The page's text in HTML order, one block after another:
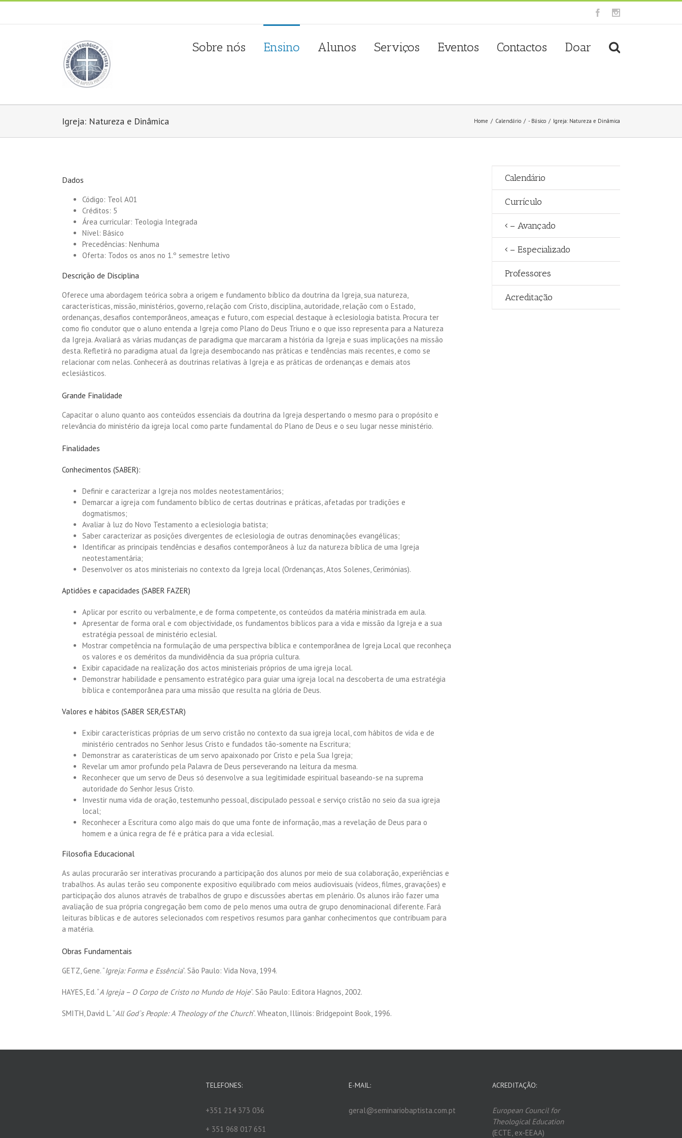
Facebook
Sobre nós Ensino Alunos Serviços Eventos Contactos Doar
Igreja: Natureza e Dinâmica Home / Calendário / - Básico / Igreja: Natureza e Dinâmica
Dados
Código: Teol A01
Créditos: 5
Área curricular: Teologia Integrada
Nível: Básico
Precedências: Nenhuma
Oferta: Todos os anos no 1.º semestre letivo
Descrição de Disciplina
Oferece uma abordagem teórica sobra a origem e fundamento bíblico da doutrina da Igreja, sua natureza,
características, missão, ministérios, governo, relação com Cristo, disciplina, autoridade, relação com o Estado,
ordenanças, desafios contemporâneos, ameaças e futuro, com especial destaque à eclesiologia batista. Procura ter
como fio condutor que o aluno entenda a Igreja como Plano do Deus Triuno e o que isso representa para a Natureza
da Igreja. Avaliará as várias mudanças de paradigma que marcaram a história da Igreja e suas implicações na missão
desta. Refletirá no paradigma atual da Igreja desembocando nas práticas e tendências mais recentes, e como se
relacionar com nelas. Conhecerá as doutrinas relativas à Igreja e as práticas de ordenanças e demais atos
eclesiásticos.
Grande Finalidade
Capacitar o aluno quanto aos conteúdos essenciais da doutrina da Igreja despertando o mesmo para o propósito e
relevância do ministério da igreja local como parte fundamental do Plano de Deus e o seu lugar nesse ministério.
Finalidades
Conhecimentos (SABER):
Definir e caracterizar a Igreja nos moldes neotestamentários;
Demarcar a igreja com fundamento bíblico de certas doutrinas e práticas, afetadas por tradições e
dogmatismos;
Avaliar à luz do Novo Testamento a eclesiologia batista;
Saber caracterizar as posições divergentes de eclesiologia de outras denominações evangélicas;
Identificar as principais tendências e desafios contemporâneos à luz da natureza bíblica de uma Igreja
neotestamentária;
Desenvolver os atos ministeriais no contexto da Igreja local (Ordenanças, Atos Solenes, Cerimónias).
Aptidões e capacidades (SABER FAZER)
Aplicar por escrito ou verbalmente, e de forma competente, os conteúdos da matéria ministrada em aula.
Apresentar de forma oral e com objectividade, os fundamentos bíblicos para a vida e missão da Igreja e a sua
estratégia pessoal de ministério eclesial.
Mostrar competência na formulação de uma perspectiva bíblica e contemporânea de Igreja Local que reconheça
os valores e os deméritos da mundividência da sua própria cultura.
Exibir capacidade na realização dos actos ministeriais próprios de uma igreja local.
Demonstrar habilidade e pensamento estratégico para guiar uma igreja local na descoberta de uma estratégia
bíblica e contemporânea para uma missão que resulta na glória de Deus.
Valores e hábitos (SABER SER/ESTAR)
Exibir características próprias de um servo cristão no contexto da sua igreja local, com hábitos de vida e de
ministério centrados no Senhor Jesus Cristo e fundados tão-somente na Escritura;
Demonstrar as caraterísticas de um servo apaixonado por Cristo e pela Sua Igreja;
Revelar um amor profundo pela Palavra de Deus perseverando na leitura da mesma.
Reconhecer que um servo de Deus só desenvolve a sua legitimidade espiritual baseando-se na suprema
autoridade do Senhor Jesus Cristo.
Investir numa vida de oração, testemunho pessoal, discipulado pessoal e serviço cristão no seio da sua igreja
local;
Reconhecer a Escritura como algo mais do que uma fonte de informação, mas a revelação de Deus para o
homem e a única regra de fé e prática para a vida eclesial.
Filosofia Educacional
As aulas procurarão ser interativas procurando a participação dos alunos por meio de sua colaboração, experiências e
trabalhos. As aulas terão seu componente expositivo equilibrado com meios audiovisuais (vídeos, filmes, gravações) e
participação dos alunos através de trabalhos de grupo e discussões abertas em plenário. Os alunos irão fazer uma
avaliação de sua própria congregação bem como de pelo menos uma outra de grupo denominacional diferente. Fará
leituras bíblicas e de autores selecionados com respetivos resumos para ganhar conhecimentos que contribuam para
a matéria.
Obras Fundamentais
GETZ, Gene. “Igreja: Forma e Essência”. São Paulo: Vida Nova, 1994.
HAYES, Ed. “A Igreja – O Corpo de Cristo no Mundo de Hoje”. São Paulo: Editora Hagnos, 2002.
SMITH, David L. “All God`s People: A Theology of the Church”. Wheaton, Illinois: Bridgepoint Book, 1996.
Calendário
Currículo
– Avançado
– Especializado
Professores
Acreditação
TELEFONES:
+351 214 373 036
+ 351 968 017 651
E-MAIL:
geral@seminariobaptista.com.pt
ACREDITAÇÃO:
European Council for
Theological Education
(ECTE, ex-EEAA)